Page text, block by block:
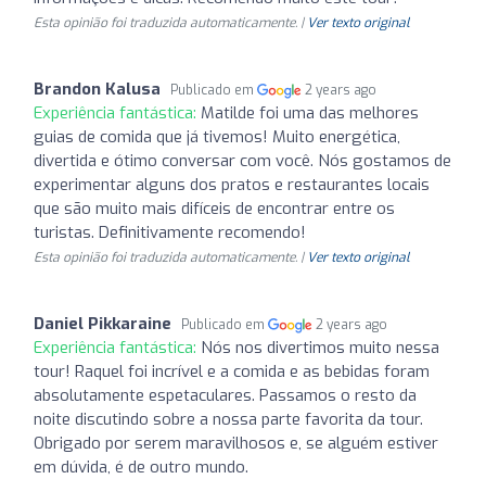
Esta opinião foi traduzida automaticamente. | Ver texto original
Brandon Kalusa Publicado em 2 years ago
Experiência fantástica: Matilde foi uma das melhores
guias de comida que já tivemos! Muito energética,
divertida e ótimo conversar com você. Nós gostamos de
experimentar alguns dos pratos e restaurantes locais
que são muito mais difíceis de encontrar entre os
turistas. Definitivamente recomendo!
Esta opinião foi traduzida automaticamente. | Ver texto original
Daniel Pikkaraine Publicado em 2 years ago
Experiência fantástica: Nós nos divertimos muito nessa
tour! Raquel foi incrível e a comida e as bebidas foram
absolutamente espetaculares. Passamos o resto da
noite discutindo sobre a nossa parte favorita da tour.
Obrigado por serem maravilhosos e, se alguém estiver
em dúvida, é de outro mundo.